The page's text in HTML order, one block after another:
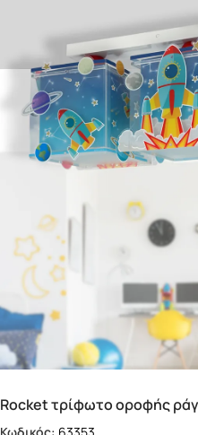
Rocket τρίφωτο οροφής
Κωδικός: 63353